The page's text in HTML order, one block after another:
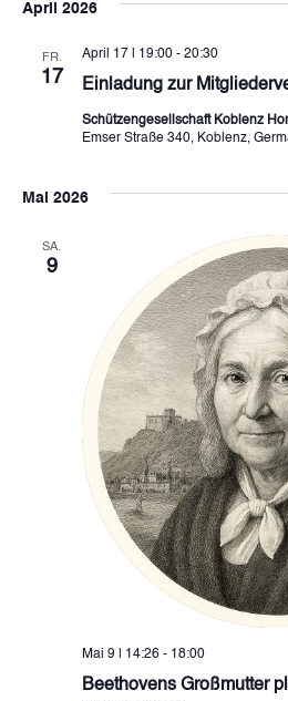
April 2026
FR.
17 Einladung zur
April 17 | 19:00- 20:30
Schützengesellschaft Koblenz
Emser Straße 340, Koblenz,
Mai 2026
SA.
9
Beethovens Großmutter
Mai 9 | 14:26- 18:00